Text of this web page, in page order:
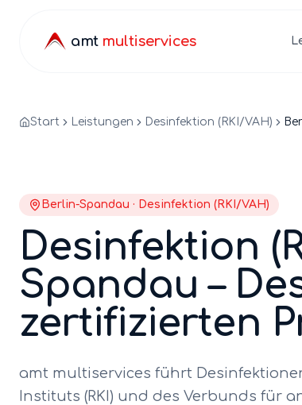
amt multiservices
Start Leistungen Desinfektion (RKI/VAH)
Berlin-Spandau · Desinfektion (RKI/VAH)
Desinfektion
Spandau –
zertifizierten
amt multiservices führt
Instituts (RKI) und des Verbunds für